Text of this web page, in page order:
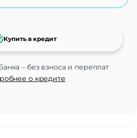
– без взноса и переплат
о кредите
Купить в кредит